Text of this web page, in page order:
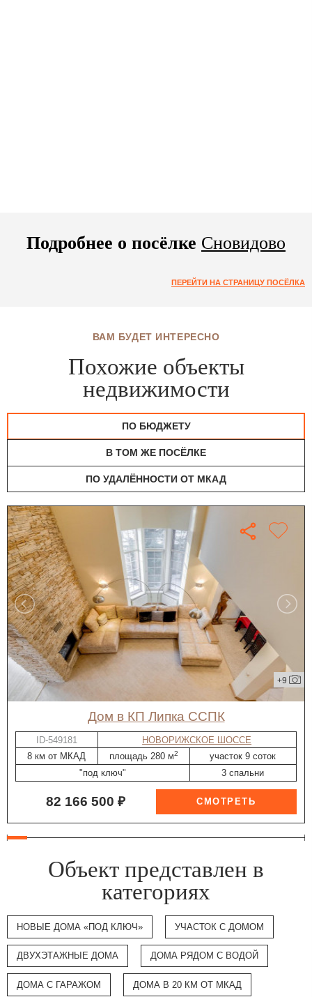
Подробнее о посёлке Сновидово
ПЕРЕЙТИ НА СТРАНИЦУ ПОСЁЛКА
ВАМ БУДЕТ ИНТЕРЕСНО
Похожие объекты
недвижимости
ПО БЮДЖЕТУ
В ТОМ ЖЕ ПОСЁЛКЕ
ПО УДАЛЁННОСТИ ОТ МКАД
+9
дом в КП Липка ССПК
ID-549181
НОВОРИЖСКОЕ ШОССЕ
8 км от МКАД
площадь 280 м2
участок 9 соток
"под ключ"
3 спальни
82 166 500 ₽
Объект представлен в
категориях
НОВЫЕ ДОМА «ПОД КЛЮЧ» УЧАСТОК С ДОМОМ
ДВУХЭТАЖНЫЕ ДОМА ДОМА РЯДОМ С ВОДОЙ
ДОМА С ГАРАЖОМ ДОМА В 20 КМ ОТ МКАД